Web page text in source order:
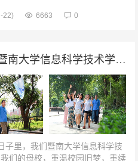
22) 6663 0
时光且慢，“廿”念不忘丨暨南大学信息科学技术学院电子99级相识20周年
子里，我们暨南大学信息科学技
们的母校，重温校园旧梦，重续